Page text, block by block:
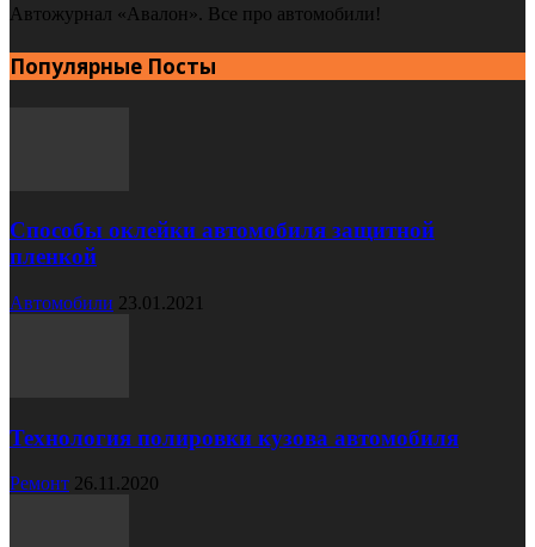
Автожурнал «Авалон». Все про автомобили!
Популярные Посты
Способы оклейки автомобиля защитной
пленкой
Автомобили 23.01.2021
Технология полировки кузова автомобиля
Ремонт 26.11.2020